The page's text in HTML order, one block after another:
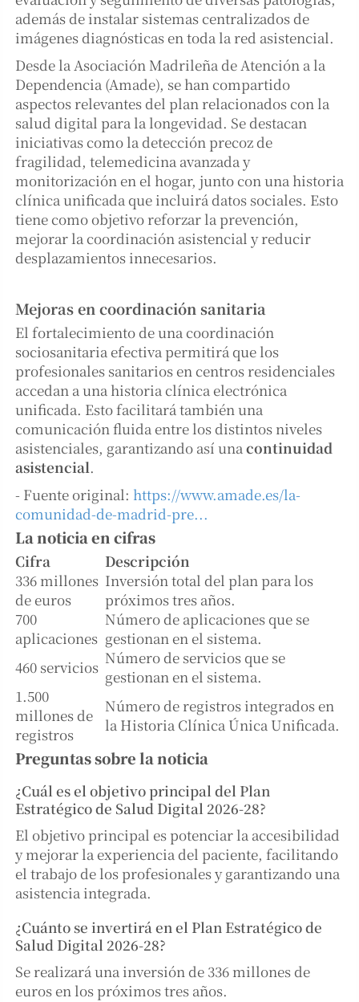
además de instalar sistemas centralizados de
imágenes diagnósticas en toda la red asistencial.
Desde la Asociación Madrileña de Atención a la
Dependencia (Amade), se han compartido
aspectos relevantes del plan relacionados con la
salud digital para la longevidad. Se destacan
iniciativas como la detección precoz de
fragilidad, telemedicina avanzada y
monitorización en el hogar, junto con una historia
clínica unificada que incluirá datos sociales. Esto
tiene como objetivo reforzar la prevención,
mejorar la coordinación asistencial y reducir
desplazamientos innecesarios.
Mejoras en coordinación sanitaria
El fortalecimiento de una coordinación
sociosanitaria efectiva permitirá que los
profesionales sanitarios en centros residenciales
accedan a una historia clínica electrónica
unificada. Esto facilitará también una
comunicación fluida entre los distintos niveles
asistenciales, garantizando así unacontinuidad
asistencial.
- Fuente original: https://www.amade.es/la-
comunidad-de-madrid-pre...
La noticia en cifras
Cifra
Descripción
336 millones
de euros
Inversión total del plan para los
próximos tres años.
700
aplicaciones
Número de aplicaciones que se
gestionan en el sistema.
460 servicios Número de servicios que se
gestionan en el sistema.
1.500
millones de
registros
Número de registros integrados en
la Historia Clínica Única Unificada.
Preguntas sobre la noticia
¿Cuál es el objetivo principal del Plan
Estratégico de Salud Digital 2026-28?
El objetivo principal es potenciar la accesibilidad
y mejorar la experiencia del paciente, facilitando
el trabajo de los profesionales y garantizando una
asistencia integrada.
¿Cuánto se invertirá en el Plan Estratégico de
Salud Digital 2026-28?
Se realizará una inversión de 336 millones de
euros en los próximos tres años.